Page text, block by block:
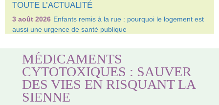
TOUTE L’ACTUALITÉ
3 août 2026 Enfants remis à la rue : pourquoi le logement est
aussi une urgence de santé publique
MÉDICAMENTS
CYTOTOXIQUES : SAUVER
DES VIES EN RISQUANT LA
SIENNE